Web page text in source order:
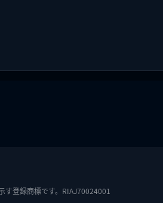
す登録商標です。RIAJ70024001